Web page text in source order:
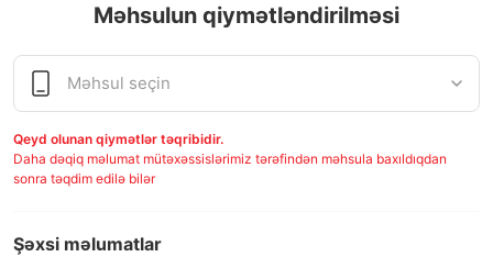
Məhsulun qiymətləndirilməsi
Qeyd olunan qiymətlər təqribidir.
Daha dəqiq məlumat mütəxəssislərimiz tərəfindən məhsula baxıldıqdan
sonra təqdim edilə bilər
Şəxsi məlumatlar